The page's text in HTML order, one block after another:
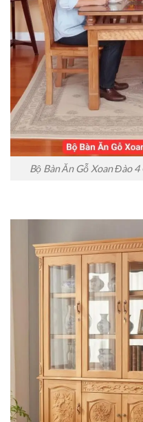
Bộ Bàn Ăn Gỗ Xoan Đào